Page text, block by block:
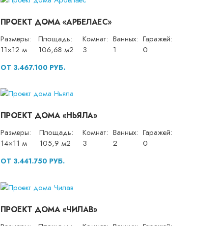
ПРОЕКТ ДОМА «АРБЕЛАЕС»
Размеры:
11×12 м
Площадь:
106,68 м2
Комнат:
3
Ванных:
1
Гаражей:
0
ОТ 3.467.100 РУБ.
ПРОЕКТ ДОМА «НЬЯЛА»
Размеры:
14×11 м
Площадь:
105,9 м2
Комнат:
3
Ванных:
2
Гаражей:
0
ОТ 3.441.750 РУБ.
ПРОЕКТ ДОМА «ЧИЛАВ»